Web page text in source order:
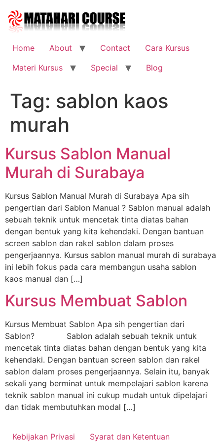
content
Home
About Contact
Cara Kursus
Materi Kursus
Special Blog
Tag: sablon kaos
murah
Kursus Sablon Manual
Murah di Surabaya
Kursus Sablon Manual Murah di Surabaya Apa sih
pengertian dari Sablon Manual ? Sablon manual adalah
sebuah teknik untuk mencetak tinta diatas bahan
dengan bentuk yang kita kehendaki. Dengan bantuan
screen sablon dan rakel sablon dalam proses
pengerjaannya. Kursus sablon manual murah di surabaya
ini lebih fokus pada cara membangun usaha sablon
kaos manual dan […]
Kursus Membuat Sablon
Kursus Membuat Sablon Apa sih pengertian dari
Sablon? Sablon adalah sebuah teknik untuk
mencetak tinta diatas bahan dengan bentuk yang kita
kehendaki. Dengan bantuan screen sablon dan rakel
sablon dalam proses pengerjaannya. Selain itu, banyak
sekali yang berminat untuk mempelajari sablon karena
teknik sablon manual ini cukup mudah untuk dipelajari
dan tidak membutuhkan modal […]
Kebijakan Privasi Syarat dan Ketentuan